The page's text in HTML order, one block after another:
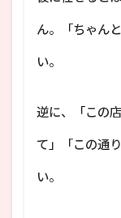
ん。「ちゃん
い。
逆に、「この
て」「この通
い。